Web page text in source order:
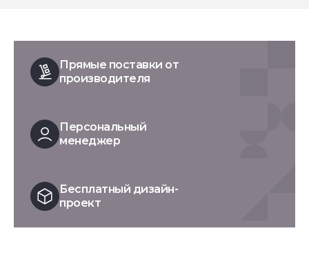
Прямые поставки от
производителя
Персональный
менеджер
Бесплатный дизайн-
проект